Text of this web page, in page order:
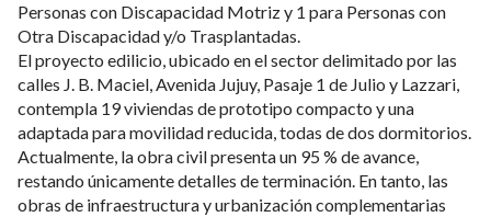
Personas con Discapacidad Motriz y 1 para Personas con
Otra Discapacidad y/o Trasplantadas.
El proyecto edilicio, ubicado en el sector delimitado por las
calles J. B. Maciel, Avenida Jujuy, Pasaje 1 de Julio y Lazzari,
contempla 19 viviendas de prototipo compacto y una
adaptada para movilidad reducida, todas de dos dormitorios.
Actualmente, la obra civil presenta un 95 % de avance,
restando únicamente detalles de terminación. En tanto, las
obras de infraestructura y urbanización complementarias